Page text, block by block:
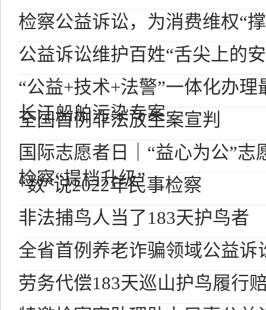
检察公益诉讼，为消费维权“
公益诉讼维护百姓“舌尖上的
“公益+技术+法警”一体化办
长江船舶污染专案
全国首例非法放生案宣判
国际志愿者日｜“益心为公”志
检察“提档升级”
“数”说2022年民事检察
非法捕鸟人当了183天护鸟者
全省首例养老诈骗领域公益诉
劳务代偿183天巡山护鸟履行